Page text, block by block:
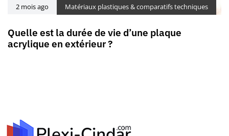
2 mois ago Matériaux plastiques & comparatifs techniques
Quelle est la durée de vie d’une plaque
acrylique en extérieur ?